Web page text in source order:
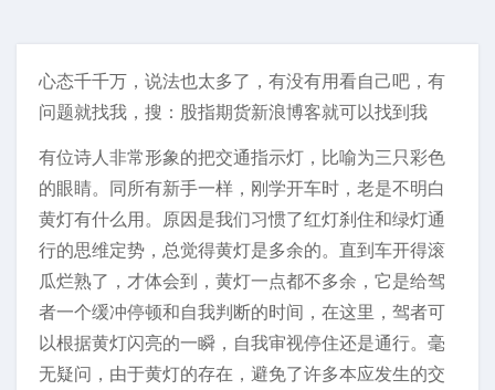
心态千千万，说法也太多了，有没有用看自己吧，有
问题就找我，搜：股指期货新浪博客就可以找到我
有位诗人非常形象的把交通指示灯，比喻为三只彩色
的眼睛。同所有新手一样，刚学开车时，老是不明白
黄灯有什么用。原因是我们习惯了红灯刹住和绿灯通
行的思维定势，总觉得黄灯是多余的。直到车开得滚
瓜烂熟了，才体会到，黄灯一点都不多余，它是给驾
者一个缓冲停顿和自我判断的时间，在这里，驾者可
以根据黄灯闪亮的一瞬，自我审视停住还是通行。毫
无疑问，由于黄灯的存在，避免了许多本应发生的交